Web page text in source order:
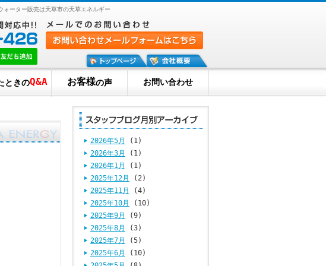
ーター販売は天草市の天草エネルギー
ときのQ&A お客様の声 お問い合わせ
2026年5月
(1)
2026年3月
(1)
2026年1月
(1)
2025年12月
(2)
2025年11月
(4)
2025年10月
(10)
2025年9月
(9)
2025年8月
(3)
2025年7月
(5)
2025年6月
(10)